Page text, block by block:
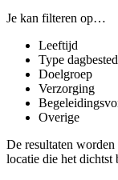
Je kan filteren op…
Leeftijd
Type
Doelgroep
Verzorging
Overige
De resultaten
locatie die het dichtst